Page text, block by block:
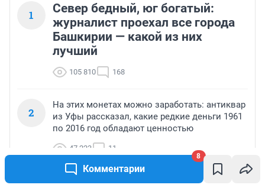
Комментарии
8
1
Север бедный, юг богатый:
журналист проехал все города
Башкирии — какой из них
лучший
105 810 168
2
На этих монетах можно заработать: антиквар
из Уфы рассказал, какие редкие деньги 1961
по 2016 год обладают ценностью
47 223 11
На популярных у жителей Башкирии озерах